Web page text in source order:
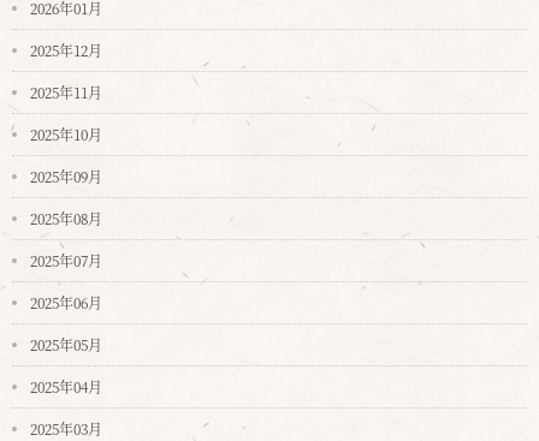
2026年01月
2025年12月
2025年11月
2025年10月
2025年09月
2025年08月
2025年07月
2025年06月
2025年05月
2025年04月
2025年03月